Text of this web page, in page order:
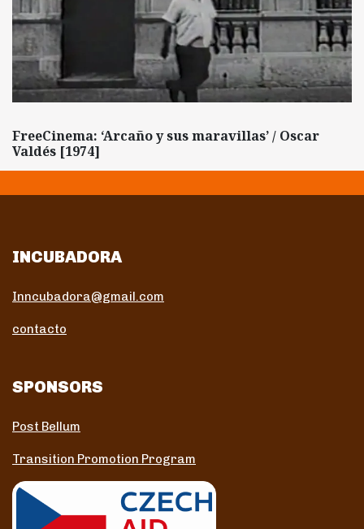
FreeCinema: ‘Arcaño y sus maravillas’ / Oscar
Valdés [1974]
INCUBADORA
Inncubadora@gmail.com
contacto
SPONSORS
Post Bellum
Transition Promotion Program